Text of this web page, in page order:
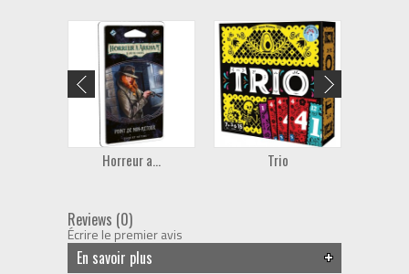
Horreur a... Trio
Reviews (0)
Écrire le premier avis
En savoir plus